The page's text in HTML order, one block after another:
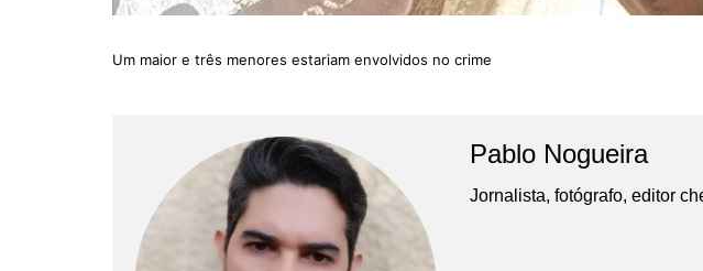
Um maior e três menores estariam envolvidos no crime
Pablo Nogueira
Jornalista, fotógrafo, editor